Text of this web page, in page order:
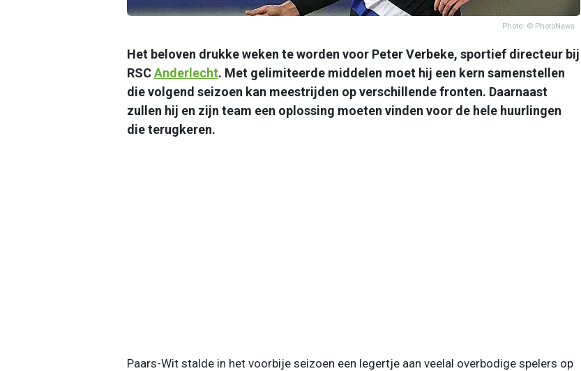
Photo: © PhotoNews
Het beloven drukke weken te worden voor Peter Verbeke, sportief directeur bij
RSCAnderlecht. Met gelimiteerde middelen moet hij een kern samenstellen
die volgend seizoen kan meestrijden op verschillende fronten. Daarnaast
zullen hij en zijn team een oplossing moeten vinden voor de hele huurlingen
die terugkeren.
Paars-Wit stalde in het voorbije seizoen een legertje aan veelal overbodige spelers op